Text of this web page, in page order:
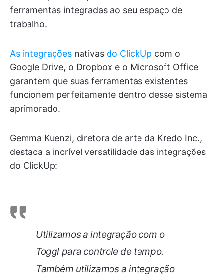
ferramentas integradas ao seu espaço de
trabalho.
As integrações nativas do ClickUp com o
Google Drive, o Dropbox e o Microsoft Office
garantem que suas ferramentas existentes
funcionem perfeitamente dentro desse sistema
aprimorado.
Gemma Kuenzi, diretora de arte da Kredo Inc.,
destaca a incrível versatilidade das integrações
do ClickUp:
Utilizamos a integração com o
Toggl para controle de tempo.
Também utilizamos a integração